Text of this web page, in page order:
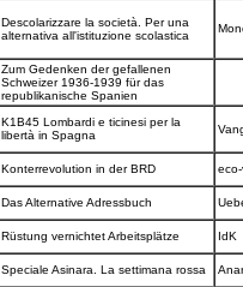
Descolarizzare la società. Per una
alternativa all'istituzione scolastica
Zum Gedenken der gefallenen
Schweizer 1936-1939 für das
republikanische Spanien
K1B45 Lombardi e ticinesi per la
libertà in Spagna
Konterrevolution in der BRD
Das Alternative Adressbuch
Rüstung vernichtet Arbeitsplätze IdK
Speciale Asinara. La settimana rossa